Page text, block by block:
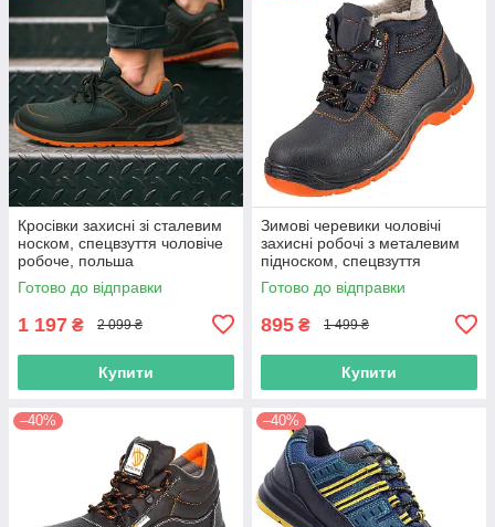
Кросівки захисні зі сталевим
носком, спецвзуття чоловіче
робоче, польша
Готово до відправки
1 197 ₴ 2 099 ₴
Купити
Зимові черевики чоловічі
захисні робочі з металевим
підноском, спецвзуття
шкіряне на хутрі утеплене
захисне, польша
Готово до відправки
895 ₴ 1 499 ₴
Купити
–40% –40%